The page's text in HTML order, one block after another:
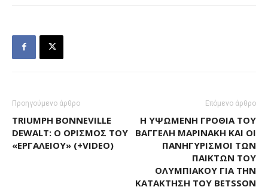
Προηγούμενο άρθρο
TRIUMPH BONNEVILLE
DEWALT: Ο ΟΡΙΣΜΌΣ ΤΟΥ
«ΕΡΓΑΛΕΊΟΥ» (+VIDEO)
Επόμενο άρθρο
Η ΥΨΩΜΈΝΗ ΓΡΟΘΙΆ ΤΟΥ
ΒΑΓΓΈΛΗ ΜΑΡΙΝΆΚΗ ΚΑΙ ΟΙ
ΠΑΝΗΓΥΡΙΣΜΟΊ ΤΩΝ
ΠΑΙΚΤΏΝ ΤΟΥ
ΟΛΥΜΠΙΑΚΟΎ ΓΙΑ ΤΗΝ
ΚΑΤΆΚΤΗΣΗ ΤΟΥ BETSSON